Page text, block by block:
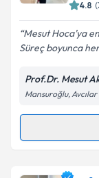
4.8 (
Mesut Hoca’ya
Süreç boyunca
Prof.Dr. Mesut
Mansuroğlu,